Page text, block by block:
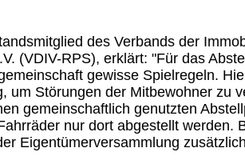
des Verbands der
(VDIV-RPS), erklärt: "Für das
gewisse Spielregeln.
um Störungen der Mitbewohner zu
gemeinschaftlich genutzten
nur dort abgestellt werden.
Eigentümerversammlung